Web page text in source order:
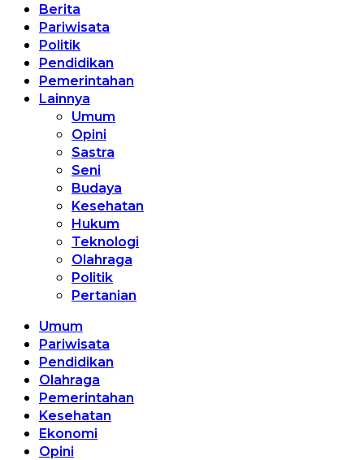
Berita
Pariwisata
Politik
Pendidikan
Pemerintahan
Lainnya
Umum
Opini
Sastra
Seni
Budaya
Kesehatan
Hukum
Teknologi
Olahraga
Politik
Pertanian
Umum
Pariwisata
Pendidikan
Olahraga
Pemerintahan
Kesehatan
Ekonomi
Opini